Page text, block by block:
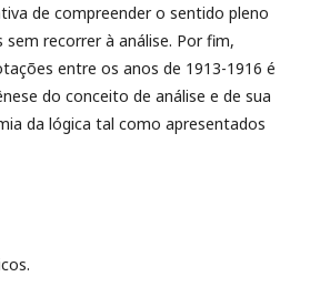
de compreender o sentido pleno
sem recorrer à análise. Por fim,
entre os anos de 1913-1916 é
do conceito de análise e de sua
da lógica tal como apresentados